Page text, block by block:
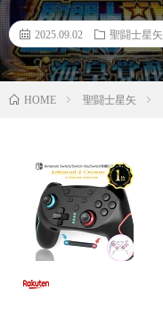
2025.09.02 聖闘士星矢
HOME 聖闘士星矢